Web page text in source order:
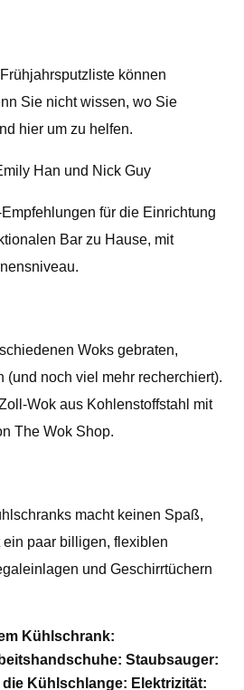
können
Sie nicht wissen, wo Sie
hier um zu helfen.
Han und Nick Guy
für die Einrichtung
Bar zu Hause, mit
Woks gebraten,
(und noch viel mehr recherchiert).
Wok aus Kohlenstoffstahl mit
The Wok Shop.
macht keinen Spaß,
paar billigen, flexiblen
und Geschirrtüchern
Kühlschrank:
Staubsauger:
Kühlschlange: Elektrizität: